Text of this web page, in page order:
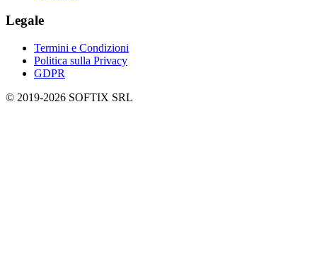
Legale
Termini e Condizioni
Politica sulla Privacy
GDPR
© 2019-2026 SOFTIX SRL